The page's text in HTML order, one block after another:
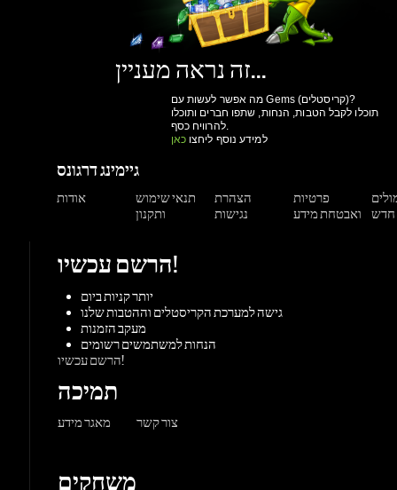
תוכלו לקבל הטבות, הנחות, שתפו חברים ותוכלו
להרוויח כסף.
למידע נוסף ליחצוכאן
גיימינג דרגונס
תנאי שימוש הצהרת
נגישות
פרטיות
ואבטחת מידע
יותר קניות ביום
גישה למערכת הקריסטלים וההטבות שלנו
הרשם עכשיו!
תמיכה
מאגר מידע צור קשר
משחקים
Battle.net
UPlay